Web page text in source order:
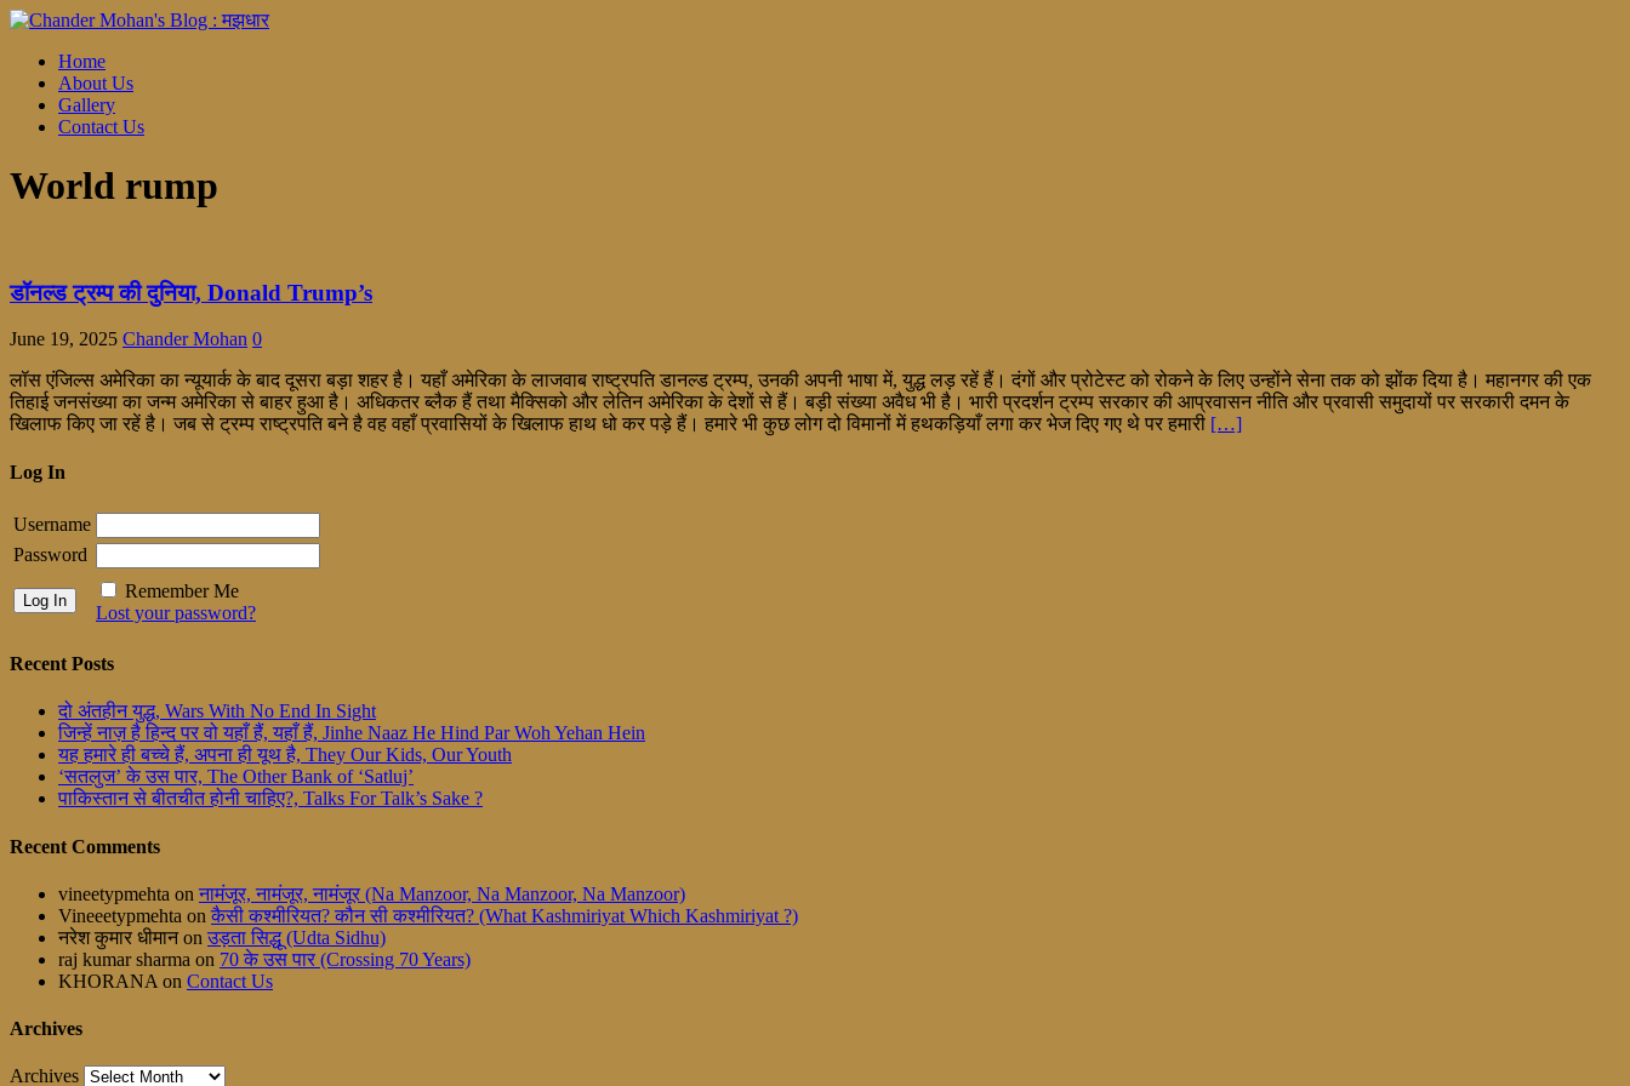
Home
About Us
Gallery
Contact Us
World rump
डॉनल्ड ट्रम्प की दुनिया, Donald Trump’s
June 19, 2025 Chander Mohan 0
लॉस एंजिल्स अमेरिका का न्यूयार्क के बाद दूसरा बड़ा शहर है। यहाँ अमेरिका के लाजवाब राष्ट्रपति डानल्ड ट्रम्प, उनकी अपनी भाषा में, युद्ध लड़ रहें हैं। दंगों और प्रोटेस्ट को रोकने के लिए उन्होंने सेना तक को झोंक दिया है। महानगर की एक
तिहाई जनसंख्या का जन्म अमेरिका से बाहर हुआ है। अधिकतर ब्लैक हैं तथा मैक्सिको और लेतिन अमेरिका के देशों से हैं। बड़ी संख्या अवैध भी है। भारी प्रदर्शन ट्रम्प सरकार की आप्रवासन नीति और प्रवासी समुदायों पर सरकारी दमन के
खिलाफ किए जा रहें है। जब से ट्रम्प राष्ट्रपति बने है वह वहाँ प्रवासियों के खिलाफ हाथ धो कर पड़े हैं। हमारे भी कुछ लोग दो विमानों में हथकड़ियाँ लगा कर भेज दिए गए थे पर हमारी […]
Log In
Username
Password
Remember Me
Lost your password?
Recent Posts
दो अंतहीन युद्ध, Wars With No End In Sight
जिन्हें नाज़ है हिन्द पर वो यहाँ हैं, यहाँ हैं, Jinhe Naaz He Hind Par Woh Yehan Hein
यह हमारे ही बच्चे हैं, अपना ही यूथ है, They Our Kids, Our Youth
‘सतलुज’ के उस पार, The Other Bank of ‘Satluj’
पाकिस्तान से बीतचीत होनी चाहिए?, Talks For Talk’s Sake ?
Recent Comments
vineetypmehta on नामंजूर, नामंजूर, नामंजूर (Na Manzoor, Na Manzoor, Na Manzoor)
Vineeetypmehta on कैसी कश्मीरियत? कौन सी कश्मीरियत? (What Kashmiriyat Which Kashmiriyat ?)
नरेश कुमार धीमानon उड़ता सिद्धू (Udta Sidhu)
raj kumar sharma on 70 के उस पार (Crossing 70 Years)
KHORANA on Contact Us
Archives
Archives